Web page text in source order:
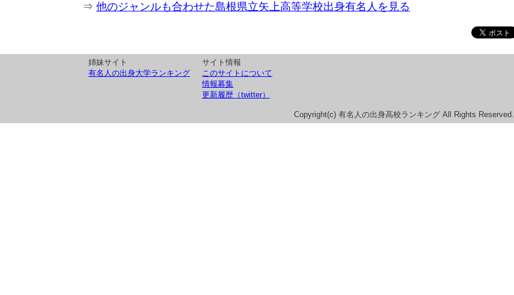
⇒ 他のジャンルも合わせた島根県立矢上高等学校出身有名人を見る
姉妹サイト
有名人の出身大学ランキング
サイト情報
このサイトについて
情報募集
更新履歴（twitter）
Copyright(c) 有名人の出身高校ランキング All Rights Reserved.